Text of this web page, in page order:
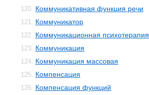
120. Коммуникативная функция речи
121. Коммуникатор
122. Коммуникационная психотерапия
123. Коммуникация
124. Коммуникация массовая
125. Компенсация
126. Компенсация функций